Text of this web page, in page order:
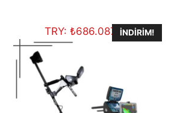
TRY: ₺686.087,50İNDIRIM!